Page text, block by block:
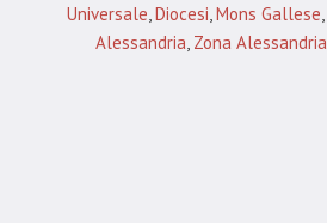
Universale Diocesi Mons Gallese
Alessandria Zona Alessandria